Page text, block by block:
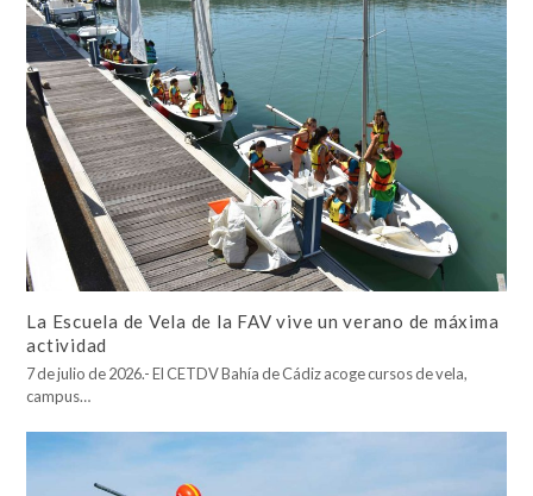
La Escuela de Vela de la FAV vive un verano de máxima
actividad
7 de julio de 2026.- El CETDV Bahía de Cádiz acoge cursos de vela,
campus…